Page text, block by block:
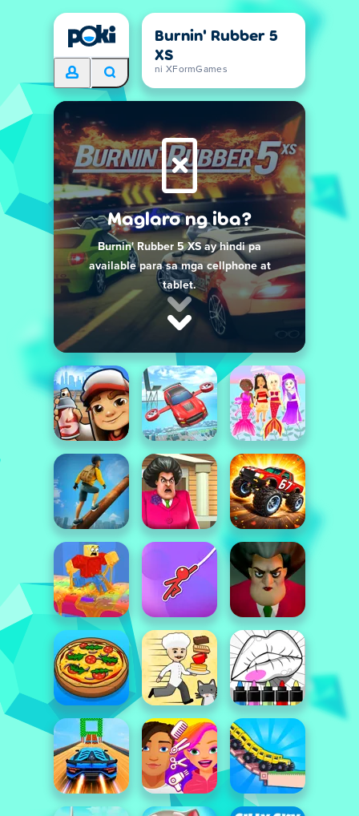
Burnin' Rubber 5
XS
ni XFormGames
Maglaro ng iba?
Burnin' Rubber 5 XS ay hindi pa
available para sa mga cellphone at
tablet.